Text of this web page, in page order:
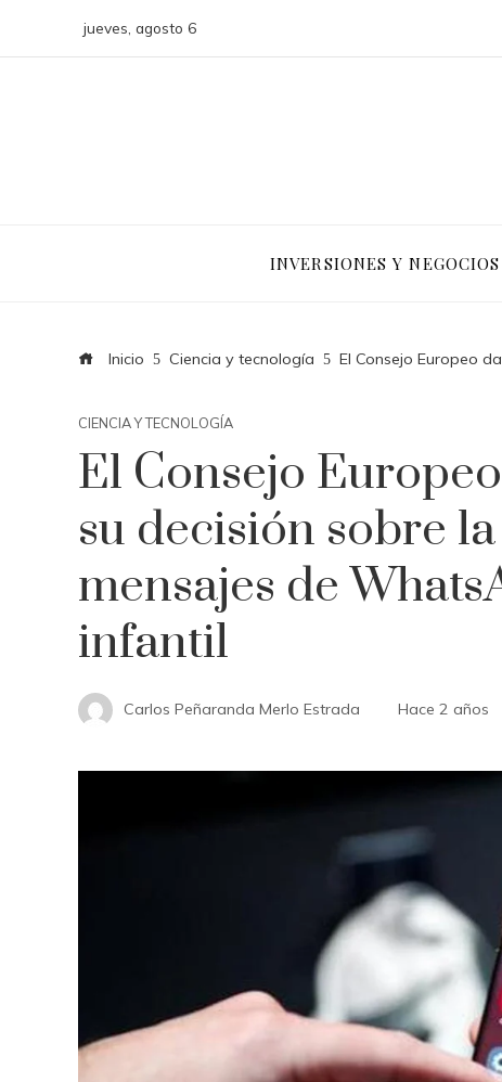
jueves, agosto 6
INVERSIONES Y NEGOCIOS
Inicio Ciencia y tecnología El Consejo Europeo
CIENCIA Y TECNOLOGÍA
El Consejo
su decisión sobre
mensajes de
infantil
Carlos Peñaranda Merlo Estrada Hace 2 años